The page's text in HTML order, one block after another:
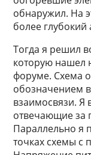
обнаружил. На
более глубокий
Тогда я решил
которую нашел
форуме. Схема
обозначением
взаимосвязи. Я
отвечающие за
Параллельно я
точках схемы с